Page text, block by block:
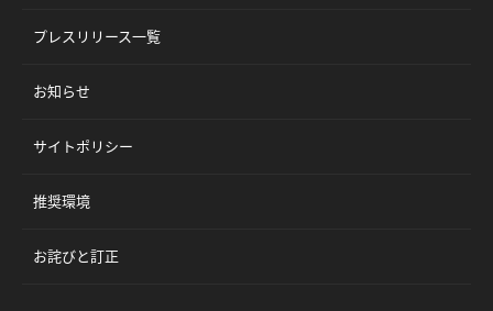
プレスリリース一覧
お知らせ
サイトポリシー
推奨環境
お詫びと訂正